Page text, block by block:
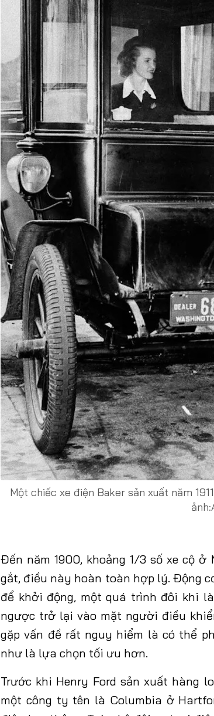
Một chiếc xe điện Baker sản xuất năm
Đến năm 1900, khoảng1/3 số xe cộ ở
gắt, điều này hoàn toàn hợp lý. Động
để khởi động, một quá trình đôi khi
ngược trở lại vào mặt người điều
gặpvấn đề rất nguy hiểm làcó thể
như là lựa chọn tối ưu hơn.
Trước khi Henry Ford sản xuất hàng
một công ty tên là Columbia ở